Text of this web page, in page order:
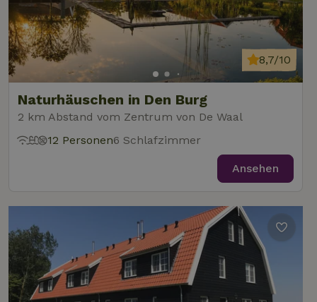
Naturhäuschen in Den Burg
2 km Abstand vom Zentrum von De Waal
8,7/10
12 Personen6 Schlafzimmer
Ansehen